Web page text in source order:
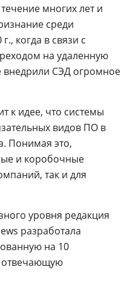
многих лет и
среди
когда в связи с
на удаленную
внедрили СЭД огромное
к идее, что системы
видов ПО в
Понимая это,
и коробочные
так и для
уровня редакция
разработала
на 10
отвечающую